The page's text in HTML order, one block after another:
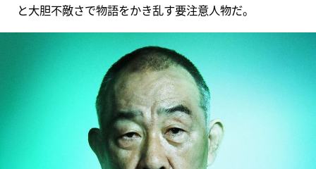
と大胆不敵さで物語をかき乱す要注意人物だ。